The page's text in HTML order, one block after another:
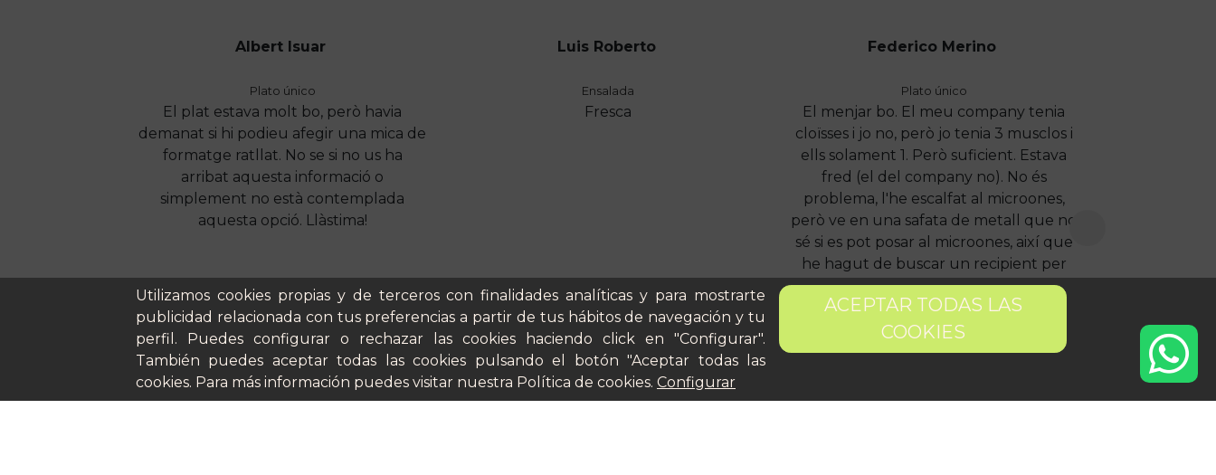
Albert Isuar
Plato único
El plat estava molt bo, però havia
demanat si hi podieu afegir una mica de
formatge ratllat. No se si no us ha
arribat aquesta informació o
simplement no està contemplada
aquesta opció. Llàstima!
Luis Roberto
Ensalada
Fresca
Federico Merino
Plato único
El menjar bo. El meu company tenia
cloïsses i jo no, però jo tenia 3 musclos i
ells solament 1. Però suficient. Estava
fred (el del company no). No és
problema, l'he escalfat al microones,
però ve en una safata de metall que no
sé si es pot posar al microones, així que
he hagut de buscar un recipient per
poder-ho escalfar. Seria interessant que
els recipients fossin compostables i que
es poguessin posar al microones. O,
encara millor, que fossin reutilitzables.
Utilizamos cookies propias y de terceros con finalidades analíticas y para mostrarte
publicidad relacionada con tus preferencias a partir de tus hábitos de navegación y tu
perfil. Puedes configurar o rechazar las cookies haciendo click en "Configurar".
También puedes aceptar todas las cookies pulsando el botón "Aceptar todas las
cookies. Para más información puedes visitar nuestra Política de cookies. Configurar
ACEPTAR TODAS LAS
COOKIES